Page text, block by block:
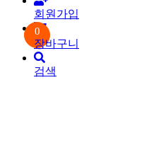
회원가입
0
장바구니
검색